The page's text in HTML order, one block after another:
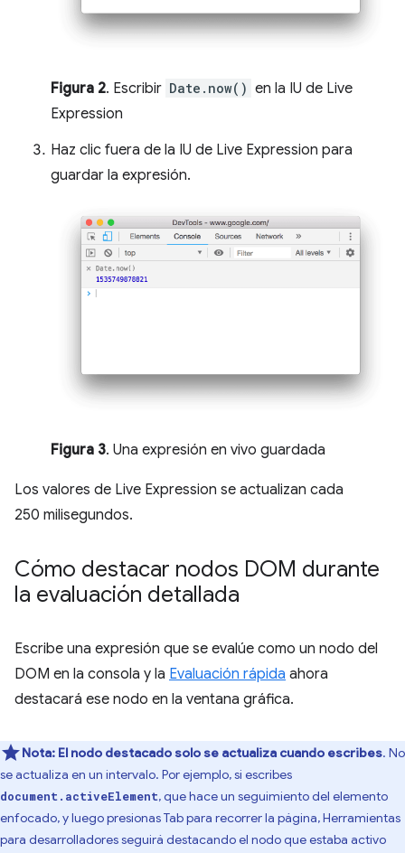
Figura 2. Escribir Date.now() en la IU de Live
Expression
Haz clic fuera de la IU de Live Expression para
guardar la expresión.
Figura 3. Una expresión en vivo guardada
Los valores de Live Expression se actualizan cada
250 milisegundos.
Cómo destacar nodos DOM durante
la evaluación detallada
Escribe una expresión que se evalúe como un nodo del
DOM en la consola y la Evaluación rápida ahora
destacará ese nodo en la ventana gráfica.
Nota: El nodo destacado solo se actualiza cuando escribes. No
se actualiza en un intervalo. Por ejemplo, si escribes
document.activeElement, que hace un seguimiento del elemento
enfocado, y luego presionas Tab para recorrer la página, Herramientas
para desarrolladores seguirá destacando el nodo que estaba activo